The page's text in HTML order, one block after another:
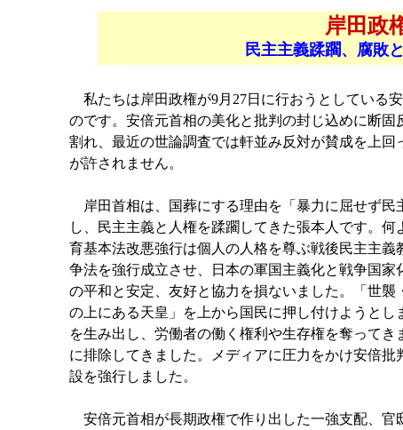
岸田政
民主主義蹂躙、腐敗
私たちは岸田政権が9月27日に行おうとしている
のです。安倍元首相の美化と批判の封じ込めに断
割れ、最近の世論調査では軒並み反対が賛成を上
が許されません。
岸田首相は、国葬にする理由を「暴力に屈せず民
し、民主主義と人権を蹂躙してきた張本人です。
育基本法改悪強行は個人の人格を尊ぶ戦後民主主
争法を強行成立させ、日本の軍国主義化と戦争国
の平和と安定、友好と協力を損ないました。「世
の上にある天皇」を上から国民に押し付けようと
を生み出し、労働者の働く権利や生存権を奪って
に排除してきました。メディアに圧力をかけ安倍
設を強行しました。
安倍元首相が長期政権で作り出した一強支配、官